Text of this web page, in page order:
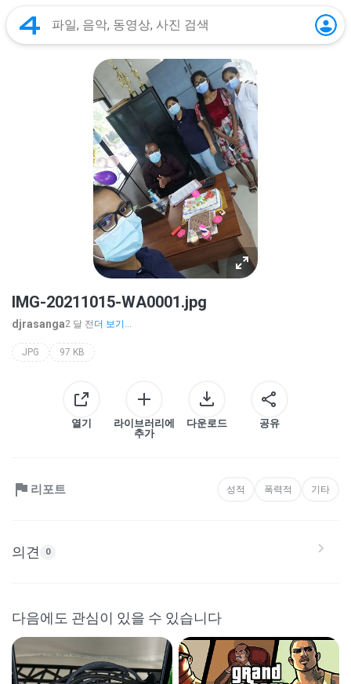
IMG-20211015-WA0001.jpg
djrasanga2 달 전 더 보기...
JPG 97 KB
열기
라이브러리에
추가
다운로드 공유
리포트 성적 폭력적 기타
의견 0
다음에도 관심이 있을 수 있습니다